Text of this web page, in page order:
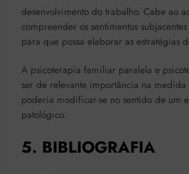
desenvolvimento do trabalho. Cabe ao
compreender os sentimentos
para que possa elaborar as estratégias
A psicoterapia familiar paralela e
ser de relevante importância na medida
poderia modificar-se no sentido de um
patológico.
5. BIBLIOGRAFIA